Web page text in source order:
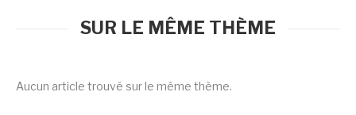
SUR LE MÊME THÈME
Aucun article trouvé sur le même thème.